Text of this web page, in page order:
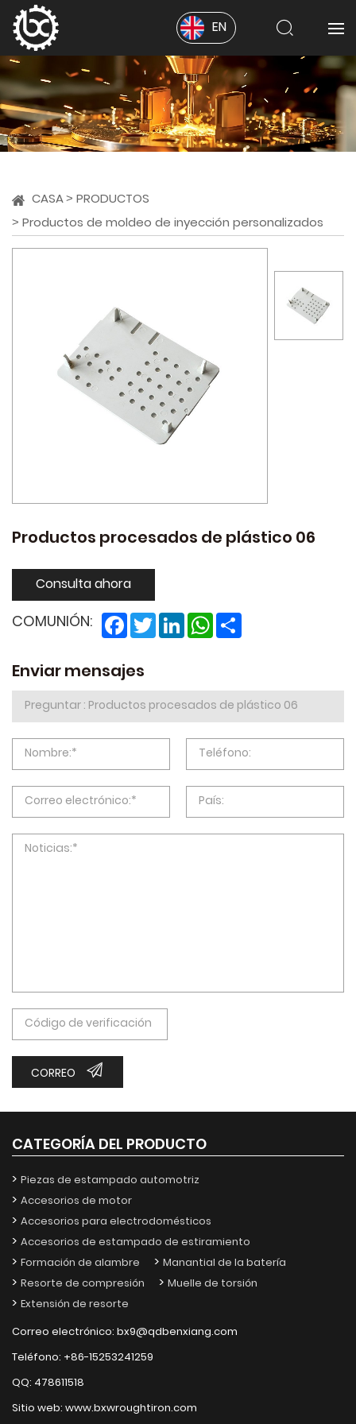
EN
CASA
PRODUCTOS
Productos de moldeo de inyección personalizados
Productos procesados de plástico 06
Consulta ahora
COMUNIÓN: Facebook
TwitterLinkedInWhatsApp
Enviar mensajes
CORREO
CATEGORÍA DEL PRODUCTO
Piezas de estampado automotriz
Accesorios de motor
Accesorios para electrodomésticos
Accesorios de estampado de estiramiento
Formación de alambre
Manantial de la batería
Resorte de compresión
Muelle de torsión
Extensión de resorte
Correo electrónico:bx9@qdbenxiang.com
Teléfono: +86-15253241259
QQ: 478611518
Sitio web:www.bxwroughtiron.com